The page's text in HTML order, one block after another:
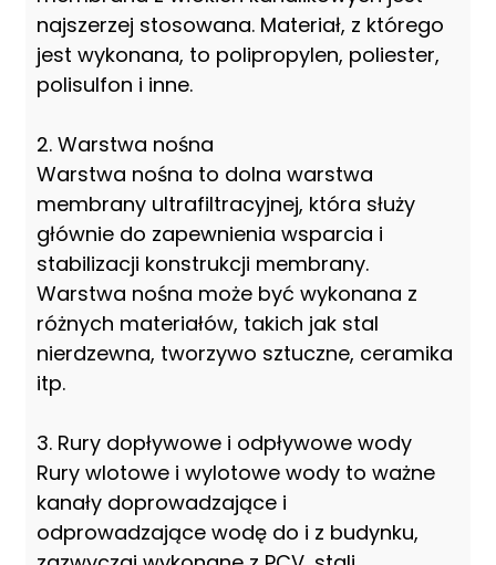
najszerzej stosowana. Materiał, z którego
jest wykonana, to polipropylen, poliester,
polisulfon i inne.
2. Warstwa nośna
Warstwa nośna to dolna warstwa
membrany ultrafiltracyjnej, która służy
głównie do zapewnienia wsparcia i
stabilizacji konstrukcji membrany.
Warstwa nośna może być wykonana z
różnych materiałów, takich jak stal
nierdzewna, tworzywo sztuczne, ceramika
itp.
3. Rury dopływowe i odpływowe wody
Rury wlotowe i wylotowe wody to ważne
kanały doprowadzające i
odprowadzające wodę do i z budynku,